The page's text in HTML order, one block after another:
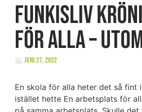
FUNKISLIV
för alla –
juni 27, 2022
En skola för alla heter det så fint
istället hette En arbetsplats för